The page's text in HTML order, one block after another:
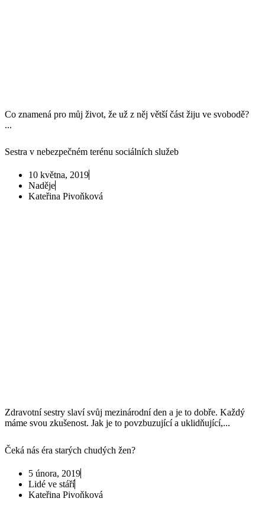
Co znamená pro můj život, že už z něj větší část žiju ve svobodě?
...
Sestra v nebezpečném terénu sociálních služeb
10 května, 2019
Naděje
Kateřina Pivoňková
Zdravotní sestry slaví svůj mezinárodní den a je to dobře. Každý
máme svou zkušenost. Jak je to povzbuzující a uklidňující,...
Čeká nás éra starých chudých žen?
5 února, 2019
Lidé ve stáří
Kateřina Pivoňková